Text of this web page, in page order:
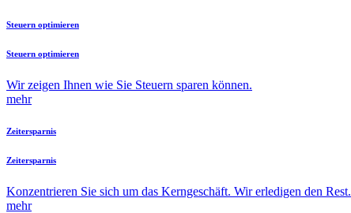
Steuern optimieren
Steuern optimieren
Wir zeigen Ihnen wie Sie Steuern sparen können.
mehr
Zeitersparnis
Zeitersparnis
Konzentrieren Sie sich um das Kerngeschäft. Wir erledigen den Rest.
mehr